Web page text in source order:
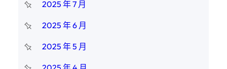
2025 年 7 月
2025 年 6 月
2025 年 5 月